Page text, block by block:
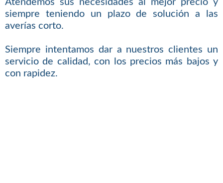
Atendemos sus necesidades al mejor precio y
siempre teniendo un plazo de solución a las
averías corto.
Siempre intentamos dar a nuestros clientes un
servicio de calidad, con los precios más bajos y
con rapidez.